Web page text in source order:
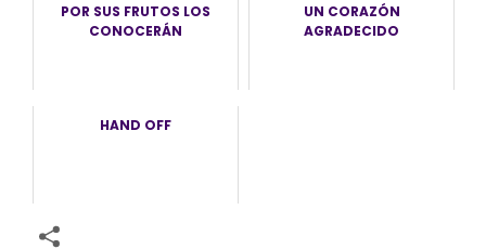
POR SUS FRUTOS LOS
CONOCERÁN
UN CORAZÓN
AGRADECIDO
HAND OFF